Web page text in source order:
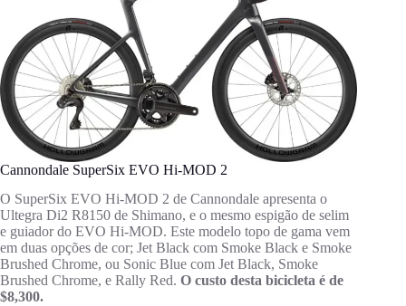
Cannondale SuperSix EVO Hi-MOD 2
O SuperSix EVO Hi-MOD 2 de Cannondale apresenta o
Ultegra Di2 R8150 de Shimano, e o mesmo espigão de selim
e guiador do EVO Hi-MOD. Este modelo topo de gama vem
em duas opções de cor; Jet Black com Smoke Black e Smoke
Brushed Chrome, ou Sonic Blue com Jet Black, Smoke
Brushed Chrome, e Rally Red. O custo desta bicicleta é de
$8,300.